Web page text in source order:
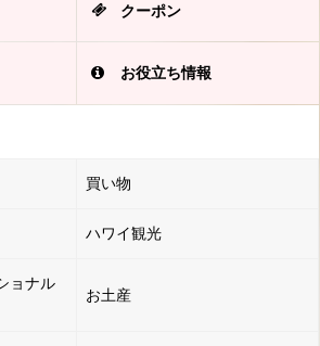
クーポン
お役立ち情報
買い物
ハワイ観光
ョナル
お土産